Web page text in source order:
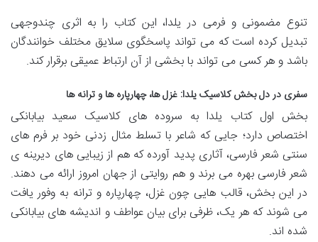
تنوع مضمونی و فرمی در یلدا، این کتاب را به اثری چندوجهی
تبدیل کرده است که می تواند پاسخگوی سلایق مختلف خوانندگان
باشد و هر کسی می تواند با بخشی از آن ارتباط عمیقی برقرار کند.
سفری در دل بخش کلاسیک یلدا: غزل ها، چهارپاره ها و ترانه ها
بخش اول کتاب یلدا به سروده های کلاسیک سعید بیابانکی
اختصاص دارد؛ جایی که شاعر با تسلط مثال زدنی خود بر فرم های
سنتی شعر فارسی، آثاری پدید آورده که هم از زیبایی های دیرینه ی
شعر فارسی بهره می برند و هم روایتی از جهان امروز ارائه می دهند.
در این بخش، قالب هایی چون غزل، چهارپاره و ترانه به وفور یافت
می شوند که هر یک، ظرفی برای بیان عواطف و اندیشه های بیابانکی
شده اند.